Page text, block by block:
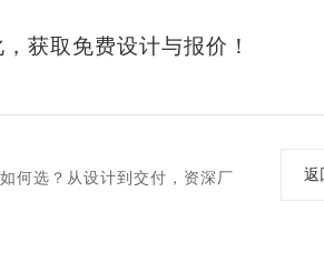
获取免费设计与报价！​
何选？从设计到交付，资深厂
返